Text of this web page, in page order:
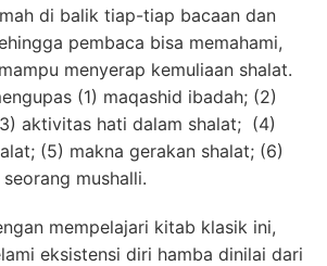
di balik tiap-tiap bacaan dan
pembaca bisa memahami,
menyerap kemuliaan shalat.
(1) maqashid ibadah; (2)
aktivitas hati dalam shalat; (4)
(5) makna gerakan shalat; (6)
mushalli.
mempelajari kitab klasik ini,
eksistensi diri hamba dinilai dari